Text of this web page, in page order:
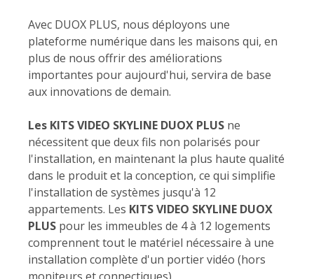
Avec DUOX PLUS, nous déployons une
plateforme numérique dans les maisons qui, en
plus de nous offrir des améliorations
importantes pour aujourd'hui, servira de base
aux innovations de demain.
Les KITS VIDEO SKYLINE DUOX PLUS ne
nécessitent que deux fils non polarisés pour
l'installation, en maintenant la plus haute qualité
dans le produit et la conception, ce qui simplifie
l'installation de systèmes jusqu'à 12
appartements. Les KITS VIDEO SKYLINE DUOX
PLUS pour les immeubles de 4 à 12 logements
comprennent tout le matériel nécessaire à une
installation complète d'un portier vidéo (hors